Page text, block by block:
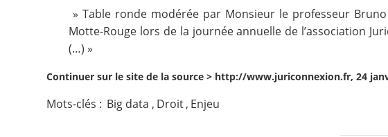
Nous suivre
» Table ronde modérée par Monsieur le professeur
Motte-Rouge lors de la journée annuelle de l’association
(…) »
Continuer sur le site de la source > http://www.juriconnexion.fr, 24
Mots-clés : Big data , Droit, Enjeu